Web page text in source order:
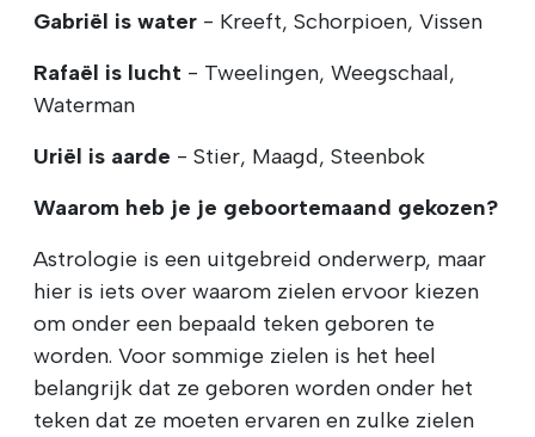
Gabriël is water - Kreeft, Schorpioen, Vissen
Rafaël is lucht - Tweelingen, Weegschaal,
Waterman
Uriël is aarde - Stier, Maagd, Steenbok
Waarom heb je je geboortemaand gekozen?
Astrologie is een uitgebreid onderwerp, maar
hier is iets over waarom zielen ervoor kiezen
om onder een bepaald teken geboren te
worden. Voor sommige zielen is het heel
belangrijk dat ze geboren worden onder het
teken dat ze moeten ervaren en zulke zielen